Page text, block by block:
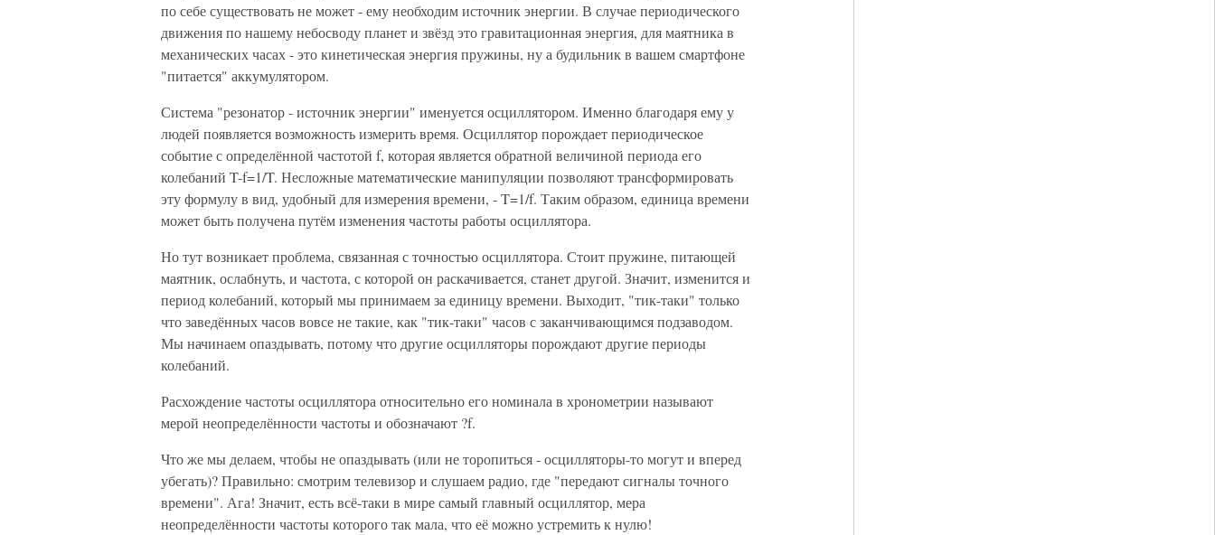
по себе существовать не может - ему необходим источник энергии. В случае периодического
движения по нашему небосводу планет и звёзд это гравитационная энергия, для маятника в
механических часах - это кинетическая энергия пружины, ну а будильник в вашем смартфоне
"питается" аккумулятором.
Система "резонатор - источник энергии" именуется осциллятором. Именно благодаря ему у
людей появляется возможность измерить время. Осциллятор порождает периодическое
событие с определённой частотой f, которая является обратной величиной периода его
колебаний T-f=1/T. Несложные математические манипуляции позволяют трансформировать
эту формулу в вид, удобный для измерения времени, - T=1/f. Таким образом, единица времени
может быть получена путём изменения частоты работы осциллятора.
Но тут возникает проблема, связанная с точностью осциллятора. Стоит пружине, питающей
маятник, ослабнуть, и частота, с которой он раскачивается, станет другой. Значит, изменится и
период колебаний, который мы принимаем за единицу времени. Выходит, "тик-таки" только
что заведённых часов вовсе не такие, как "тик-таки" часов с заканчивающимся подзаводом.
Мы начинаем опаздывать, потому что другие осцилляторы порождают другие периоды
колебаний.
Расхождение частоты осциллятора относительно его номинала в хронометрии называют
мерой неопределённости частоты и обозначают ?f.
Что же мы делаем, чтобы не опаздывать (или не торопиться - осцилляторы-то могут и вперед
убегать)? Правильно: смотрим телевизор и слушаем радио, где "передают сигналы точного
времени". Ага! Значит, есть всё-таки в мире самый главный осциллятор, мера
неопределённости частоты которого так мала, что её можно устремить к нулю!